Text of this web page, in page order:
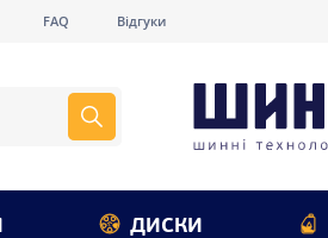
FAQ Відгуки
ДИСКИ